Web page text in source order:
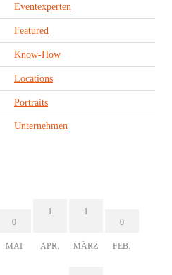
Eventexperten
Featured
Know-How
Locations
Portraits
Unternehmen
0
MAI
1
APR.
1
MÄRZ
0
FEB.